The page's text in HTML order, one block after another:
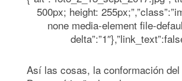
500px; height:
none media-element file-
Así las cosas, la conformación del